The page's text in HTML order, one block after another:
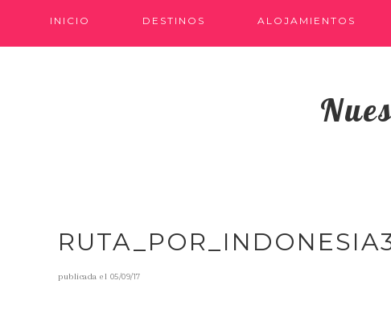
INICIO DESTINOS ALOJAMIENTOS
publicada el 05/09/17